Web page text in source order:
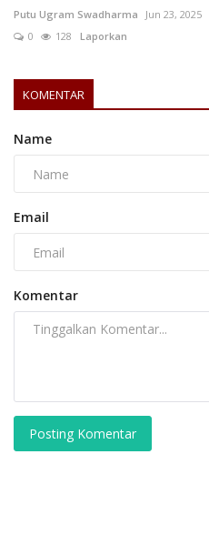
Putu Ugram Swadharma Jun 23, 2025
0
128 Laporkan
KOMENTAR
Name
Email
Komentar
Posting Komentar